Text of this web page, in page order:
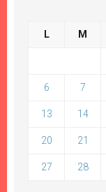
L M
6 7
13 14
20 21
27 28